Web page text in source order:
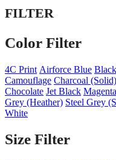
FILTER
Color Filter
4C Print Airforce Blue Black
Camouflage Charcoal (Solid)
Chocolate Jet Black
Grey (Heather) Steel Grey
White
Size Filter